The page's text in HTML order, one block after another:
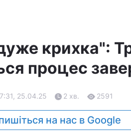
крихка":
процес
25.04.25 2 хв. 2591
на нас в Google